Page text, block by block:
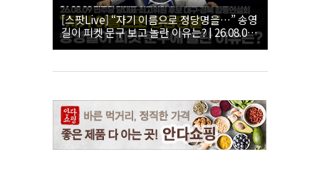
[스팟Live] “자기 이름으로 정당명을…” 송영
길이 피켓 문구 보고 놀란 이유는? | 26.08.09
더불어민주당 당대표·최고위원 후보 대구·경